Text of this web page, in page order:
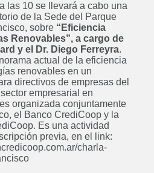
las 10 se llevará a cabo una
de la Sede del Parque
sobre “Eficiencia
Renovables”, a cargo de
y el Dr. Diego Ferreyra.
actual de la eficiencia
renovables en un
directivos de empresas del
empresarial en
organizada conjuntamente
el Banco CrediCoop y la
Es una actividad
previa, en el link:
charla-